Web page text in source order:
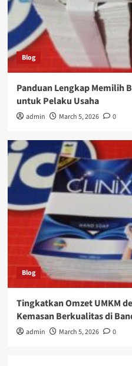
Blog
Panduan Lengkap Memilih
untuk Pelaku Usaha
admin March 5, 2026 0
Blog
Tingkatkan Omzet UMKM
Kemasan Berkualitas di
admin March 5, 2026 0